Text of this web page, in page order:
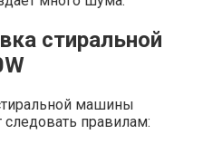
стиральной
машины
правилам: